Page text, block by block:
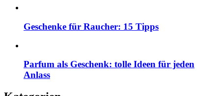
Geschenke für Raucher: 15 Tipps
Parfum als Geschenk: tolle Ideen für jeden
Anlass